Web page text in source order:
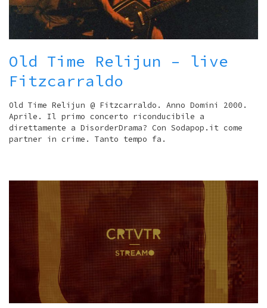
Old Time Relijun – live
Fitzcarraldo
Old Time Relijun @ Fitzcarraldo. Anno Domini 2000.
Aprile. Il primo concerto riconducibile a
direttamente a DisorderDrama? Con Sodapop.it come
partner in crime. Tanto tempo fa.